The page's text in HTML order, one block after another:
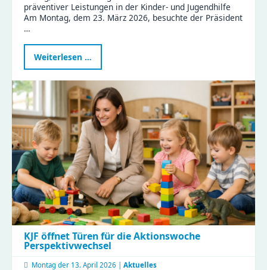
präventiver Leistungen in der Kinder- und Jugendhilfe
Am Montag, dem 23. März 2026, besuchte der Präsident
…
Weiterlesen …
des
Sächsischen
Landtags
zu
Besuch
im
Haus
Liddy
KJF öffnet Türen für die Aktionswoche
Perspektivwechsel
Montag der 13. April 2026 | Aktuelles